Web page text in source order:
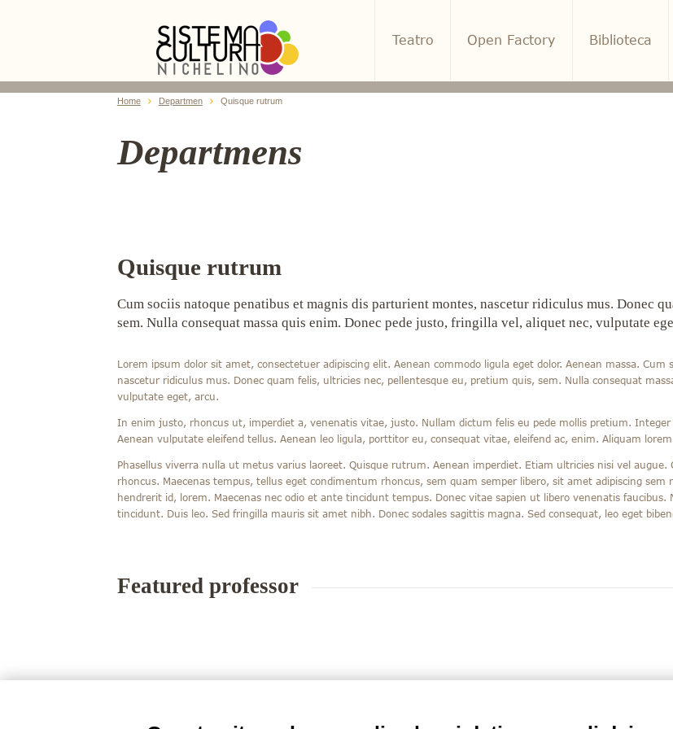
Teatro Open Factory Biblioteca
Home Departmen Quisque rutrum
Departmens
Quisque rutrum
Cum sociis natoque penatibus et magnis dis parturient montes, nascetur ridiculus mus. Donec
sem. Nulla consequat massa quis enim. Donec pede justo, fringilla vel, aliquet nec, vulputate
Lorem ipsum dolor sit amet, consectetuer adipiscing elit. Aenean commodo ligula eget dolor. Aenean massa.
nascetur ridiculus mus. Donec quam felis, ultricies nec, pellentesque eu, pretium quis, sem. Nulla consequat
vulputate eget, arcu.
In enim justo, rhoncus ut, imperdiet a, venenatis vitae, justo. Nullam dictum felis eu pede mollis pretium.
Aenean vulputate eleifend tellus. Aenean leo ligula, porttitor eu, consequat vitae, eleifend ac, enim. Aliquam
Phasellus viverra nulla ut metus varius laoreet. Quisque rutrum. Aenean imperdiet. Etiam ultricies nisi vel
rhoncus. Maecenas tempus, tellus eget condimentum rhoncus, sem quam semper libero, sit amet adipiscing
hendrerit id, lorem. Maecenas nec odio et ante tincidunt tempus. Donec vitae sapien ut libero venenatis
tincidunt. Duis leo. Sed fringilla mauris sit amet nibh. Donec sodales sagittis magna. Sed consequat, leo eget
Featured professor